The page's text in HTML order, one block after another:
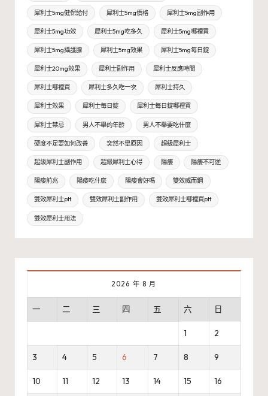
犀利士5mg健保給付 犀利士5mg價格 犀利士5mg副作用
犀利士5mg功效 犀利士5mg吃多久 犀利士5mg哪裡買
犀利士5mg攝護腺 犀利士5mg效果 犀利士5mg每日錠
犀利士20mg效果 犀利士副作用 犀利士反應時間
犀利士哪裡買 犀利士多久吃一次 犀利士持久
犀利士效果 犀利士每日錠 犀利士每日錠哪裡買
犀利士禁忌 男人不舉的年齡 男人不舉要吃什麼
硬度不足要如何改善 突然不舉原因 超級犀利士
超級犀利士副作用 超級犀利士心得 陽痿 陽痿不可逆
陽痿前兆 陽痿吃什麼 陽痿會好嗎 雙效威而鋼
雙效犀利士ptt 雙效犀利士副作用 雙效犀利士哪裡買ptt
雙效犀利士用法
2026 年 8 月
一 二 三 四 五 六 日
1 2
3 4 5 6 7 8 9
10 11 12 13 14 15 16